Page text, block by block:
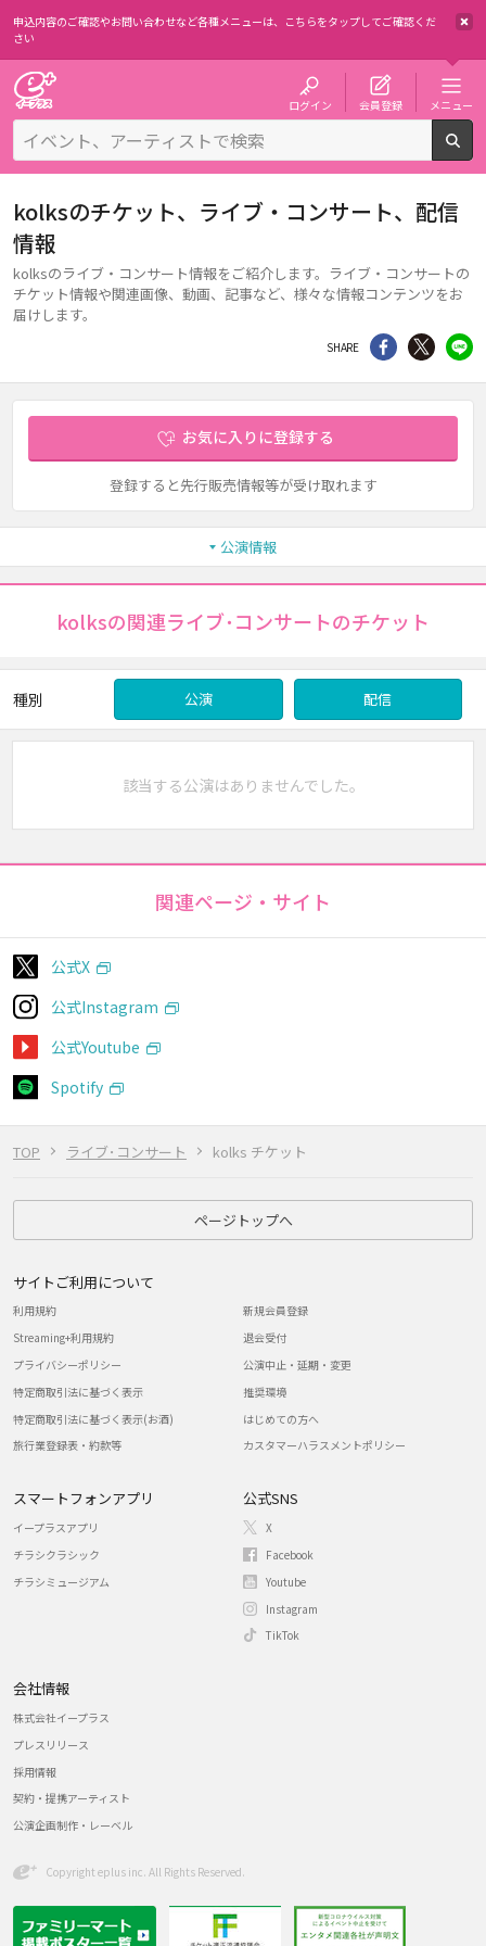
申込内容のご確認やお問い合わせなど各種メニューは、 こちらをタップしてご確認くだ
さい
ログイン 会員登録 メニュー
TOP ライブ･コンサート kolks チケット
kolksのチケット、ライブ・コンサート、配信
情報
kolksのライブ・コンサート情報をご紹介します。ライブ・コンサートの
チケット情報や関連画像、動画、記事など、様々な情報コンテンツをお
届けします。
SHARE シェア Twitter
お気に入りに登録する
登録すると先行販売情報等が受け取れます
公演情報
kolksの関連ライブ･コンサートのチケット
種別 公演 配信
該当する公演はありませんでした。
関連ページ・サイト
公式X
公式Instagram
公式Youtube
Spotify
ページトップへ
サイトご利用について
利用規約
Streaming+利用規約
プライバシーポリシー
特定商取引法に基づく表示
特定商取引法に基づく表示(お酒)
旅行業登録表・約款等
新規会員登録
退会受付
公演中止・延期・変更
推奨環境
はじめての方へ
カスタマーハラスメントポリシー
スマートフォンアプリ
イープラスアプリ
チラシクラシック
チラシミュージアム
公式SNS
X
Facebook
Youtube
Instagram
TikTok
会社情報
株式会社イープラス
プレスリリース
採用情報
契約・提携アーティスト
公演企画制作・レーベル
Copyright eplus inc. All Rights Reserved.